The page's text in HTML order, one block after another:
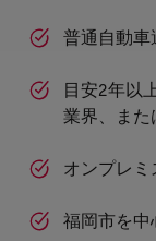
普通自動車
目安2年以
業界、また
オンプレ
福岡市を中